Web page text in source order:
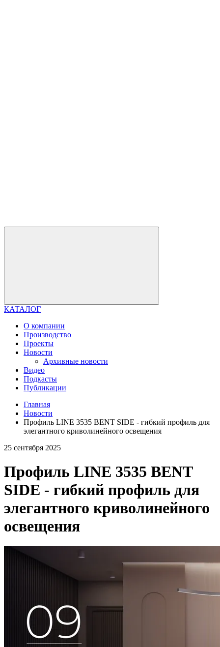
КАТАЛОГ
О компании
Производство
Проекты
Новости
Архивные новости
Видео
Подкасты
Публикации
Главная
Новости
Профиль LINE 3535 BENT SIDE - гибкий профиль для
элегантного криволинейного освещения
25 сентября 2025
Профиль LINE 3535 BENT
SIDE - гибкий профиль для
элегантного криволинейного
освещения